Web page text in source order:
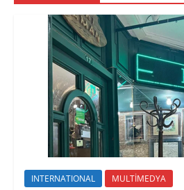
INTERNATIONAL MULTİMEDYA